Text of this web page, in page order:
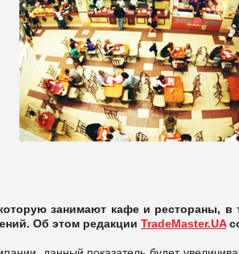
занимают кафе и рестораны, в
Об этом редакции TradeMaster.UA